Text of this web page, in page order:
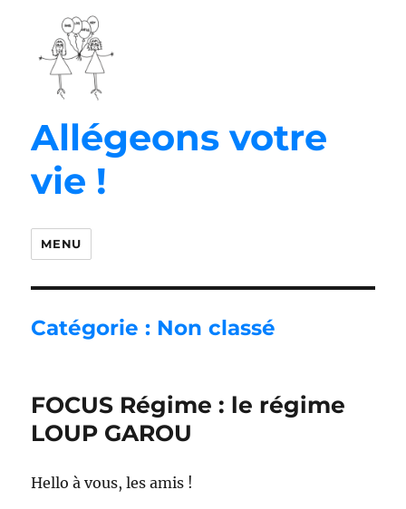
Allégeons votre
vie !
MENU
Catégorie : Non classé
FOCUS Régime : le régime
LOUP GAROU
Hello à vous, les amis !